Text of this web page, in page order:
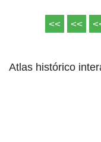
<< <<
Atlas histórico